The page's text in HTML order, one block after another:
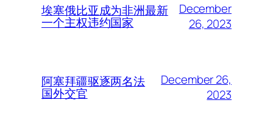
埃塞俄比亚成为非洲最新
一个主权违约国家
December
26, 2023
阿塞拜疆驱逐两名法
国外交官
December 26,
2023